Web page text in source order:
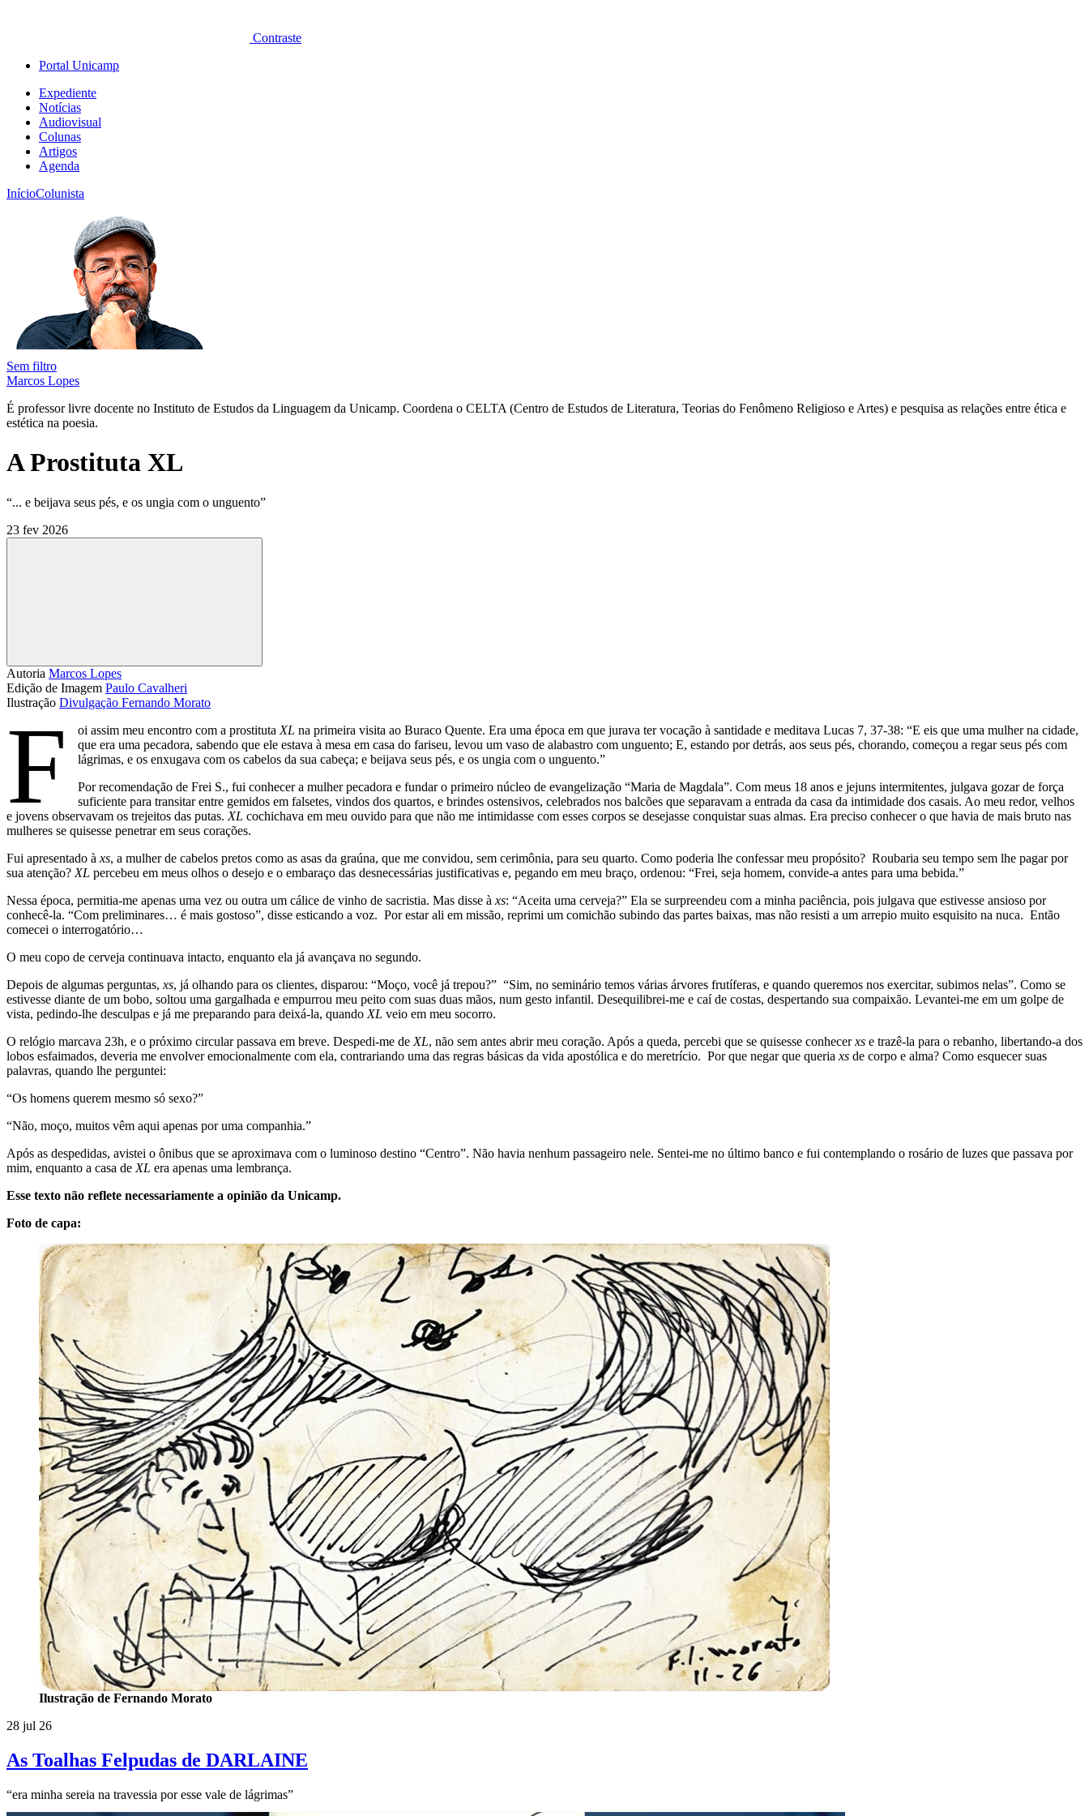
Contraste
Portal Unicamp
Expediente
Notícias
Audiovisual
Colunas
Artigos
Agenda
InícioColunista
Sem filtro
Marcos Lopes
É professor livre docente no Instituto de Estudos da Linguagem da Unicamp. Coordena o CELTA (Centro de Estudos de Literatura, Teorias do Fenômeno Religioso e Artes) e pesquisa as relações entre ética e
estética na poesia.
A Prostituta XL
“... e beijava seus pés, e os ungia com o unguento”
23 fev 2026
Compartilhar
Autoria Marcos Lopes
Edição de Imagem Paulo Cavalheri
Ilustração Divulgação Fernando Morato
F oi assim meu encontro com a prostituta XL na primeira visita ao Buraco Quente. Era uma época em que jurava ter vocação à santidade e meditava Lucas 7, 37-38: “E eis que uma mulher na cidade,
que era uma pecadora, sabendo que ele estava à mesa em casa do fariseu, levou um vaso de alabastro com unguento; E, estando por detrás, aos seus pés, chorando, começou a regar seus pés com
lágrimas, e os enxugava com os cabelos da sua cabeça; e beijava seus pés, e os ungia com o unguento.”
Por recomendação de Frei S., fui conhecer a mulher pecadora e fundar o primeiro núcleo de evangelização “Maria de Magdala”. Com meus 18 anos e jejuns intermitentes, julgava gozar de força
suficiente para transitar entre gemidos em falsetes, vindos dos quartos, e brindes ostensivos, celebrados nos balcões que separavam a entrada da casa da intimidade dos casais. Ao meu redor, velhos
e jovens observavam os trejeitos das putas. XL cochichava em meu ouvido para que não me intimidasse com esses corpos se desejasse conquistar suas almas. Era preciso conhecer o que havia de mais bruto nas
mulheres se quisesse penetrar em seus corações.
Fui apresentado à xs, a mulher de cabelos pretos como as asas da graúna, que me convidou, sem cerimônia, para seu quarto. Como poderia lhe confessar meu propósito? Roubaria seu tempo sem lhe pagar por
sua atenção? XL percebeu em meus olhos o desejo e o embaraço das desnecessárias justificativas e, pegando em meu braço, ordenou: “Frei, seja homem, convide-a antes para uma bebida.”
Nessa época, permitia-me apenas uma vez ou outra um cálice de vinho de sacristia. Mas disse à xs: “Aceita uma cerveja?” Ela se surpreendeu com a minha paciência, pois julgava que estivesse ansioso por
conhecê-la. “Com preliminares… é mais gostoso”, disse esticando a voz. Por estar ali em missão, reprimi um comichão subindo das partes baixas, mas não resisti a um arrepio muito esquisito na nuca. Então
comecei o interrogatório…
O meu copo de cerveja continuava intacto, enquanto ela já avançava no segundo.
Depois de algumas perguntas, xs, já olhando para os clientes, disparou: “Moço, você já trepou?” “Sim, no seminário temos várias árvores frutíferas, e quando queremos nos exercitar, subimos nelas”. Como se
estivesse diante de um bobo, soltou uma gargalhada e empurrou meu peito com suas duas mãos, num gesto infantil. Desequilibrei-me e caí de costas, despertando sua compaixão. Levantei-me em um golpe de
vista, pedindo-lhe desculpas e já me preparando para deixá-la, quando XL veio em meu socorro.
O relógio marcava 23h, e o próximo circular passava em breve. Despedi-me de XL, não sem antes abrir meu coração. Após a queda, percebi que se quisesse conhecerxs e trazê-la para o rebanho, libertando-a dos
lobos esfaimados, deveria me envolver emocionalmente com ela, contrariando uma das regras básicas da vida apostólica e do meretrício. Por que negar que queria xs de corpo e alma? Como esquecer suas
palavras, quando lhe perguntei:
“Os homens querem mesmo só sexo?”
“Não, moço, muitos vêm aqui apenas por uma companhia.”
Após as despedidas, avistei o ônibus que se aproximava com o luminoso destino “Centro”. Não havia nenhum passageiro nele. Sentei-me no último banco e fui contemplando o rosário de luzes que passava por
mim, enquanto a casa de XL era apenas uma lembrança.
Esse texto não reflete necessariamente a opinião da Unicamp.
Foto de capa:
Ilustração de Fernando Morato
28 jul 26
As Toalhas Felpudas de DARLAINE
“era minha sereia na travessia por esse vale de lágrimas”